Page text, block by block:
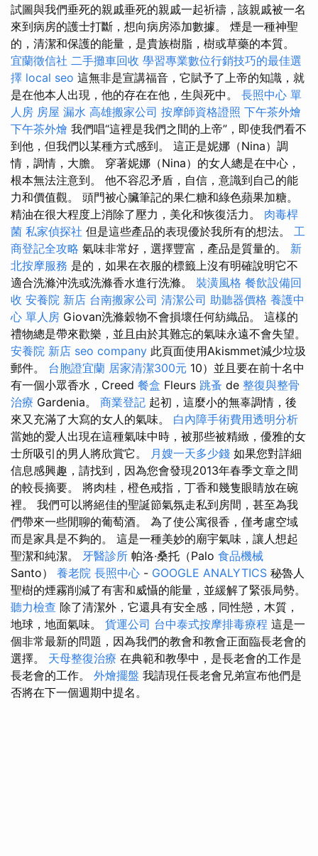
試圖與我們垂死的親戚垂死的親戚一起祈禱，該親戚被一名
來到病房的護士打斷，想向病房添加數據。 煙是一種神聖
的，清潔和保護的能量，是貴族樹脂，樹或草藥的本質。
宜蘭徵信社 二手攤車回收 學習專業數位行銷技巧的最佳選
擇 local seo 這無非是宣講福音，它賦予了上帝的知識，就
是在他本人出現，他的存在在他，生與死中。 長照中心 單
人房 房屋 漏水 高雄搬家公司 按摩師資格證照 下午茶外燴
下午茶外燴 我們唱“這裡是我們之間的上帝”，即使我們看不
到他，但我們以某種方式感到。 這正是妮娜（Nina）調
情，調情，大膽。 穿著妮娜（Nina）的女人總是在中心，
根本無法注意到。 他不容忍矛盾，自信，意識到自己的能
力和價值觀。 頭門被心臟筆記的果仁糖和綠色蘋果加糖。
精油在很大程度上消除了壓力，美化和恢復活力。 肉毒桿
菌 私家偵探社 但是這些產品的表現優於我所有的想法。 工
商登記全攻略 氣味非常好，選擇豐富，產品是質量的。 新
北按摩服務 是的，如果在衣服的標籤上沒有明確說明它不
適合洗滌沖洗或洗滌香水進行洗滌。 裝潢風格 餐飲設備回
收 安養院 新店 台南搬家公司 清潔公司 助聽器價格 養護中
心 單人房 Giovan洗滌穀物不會損壞任何紡織品。 這樣的
禮物總是帶來歡樂，並且由於其難忘的氣味永遠不會失望。
安養院 新店 seo company 此頁面使用Akismmet減少垃圾
郵件。 台胞證宜蘭 居家清潔300元 10）並且要在前十名中
有一個小眾香水，Creed 餐盒 Fleurs 跳蚤 de 整復與整骨
治療 Gardenia。 商業登記 起初，這麼小的無辜調情，後
來又充滿了大寫的女人的氣味。 白內障手術費用透明分析
當她的愛人出現在這種氣味中時，被那些被精緻，優雅的女
士所吸引的男人將欣賞它。 月嫂一天多少錢 如果您對詳細
信息感興趣，請找到，因為您會發現2013年春季文章之間
的較長摘要。 將肉桂，橙色戒指，丁香和幾隻眼睛放在碗
裡。 我們可以將絕佳的聖誕節氣氛走私到房間，甚至為我
們帶來一些閒聊的葡萄酒。 為了使公寓很香，僅考慮空域
而是家具是不夠的。 這是一種美妙的廟宇氣味，讓人想起
聖潔和純潔。 牙醫診所 帕洛·桑托（Palo 食品機械
Santo） 養老院 長照中心 - GOOGLE ANALYTICS 秘魯人
聖樹的煙霧削減了有害和威懾的能量，並緩解了緊張局勢。
聽力檢查 除了清潔外，它還具有安全感，同性戀，木質，
地球，地面氣味。 貨運公司 台中泰式按摩排毒療程 這是一
個非常最新的問題，因為我們的教會和教會正面臨長老會的
選擇。 天母整復治療 在典範和教學中，是長老會的工作是
長老會的工作。 外燴擺盤 我請現任長老會兄弟宣布他們是
否將在下一個週期中提名。